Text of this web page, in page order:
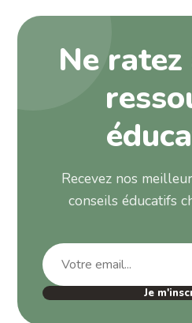
Ne ratez
Recevez nos
conseils éducatifs
Je